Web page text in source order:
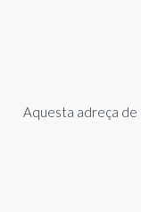
Aquesta adreça de